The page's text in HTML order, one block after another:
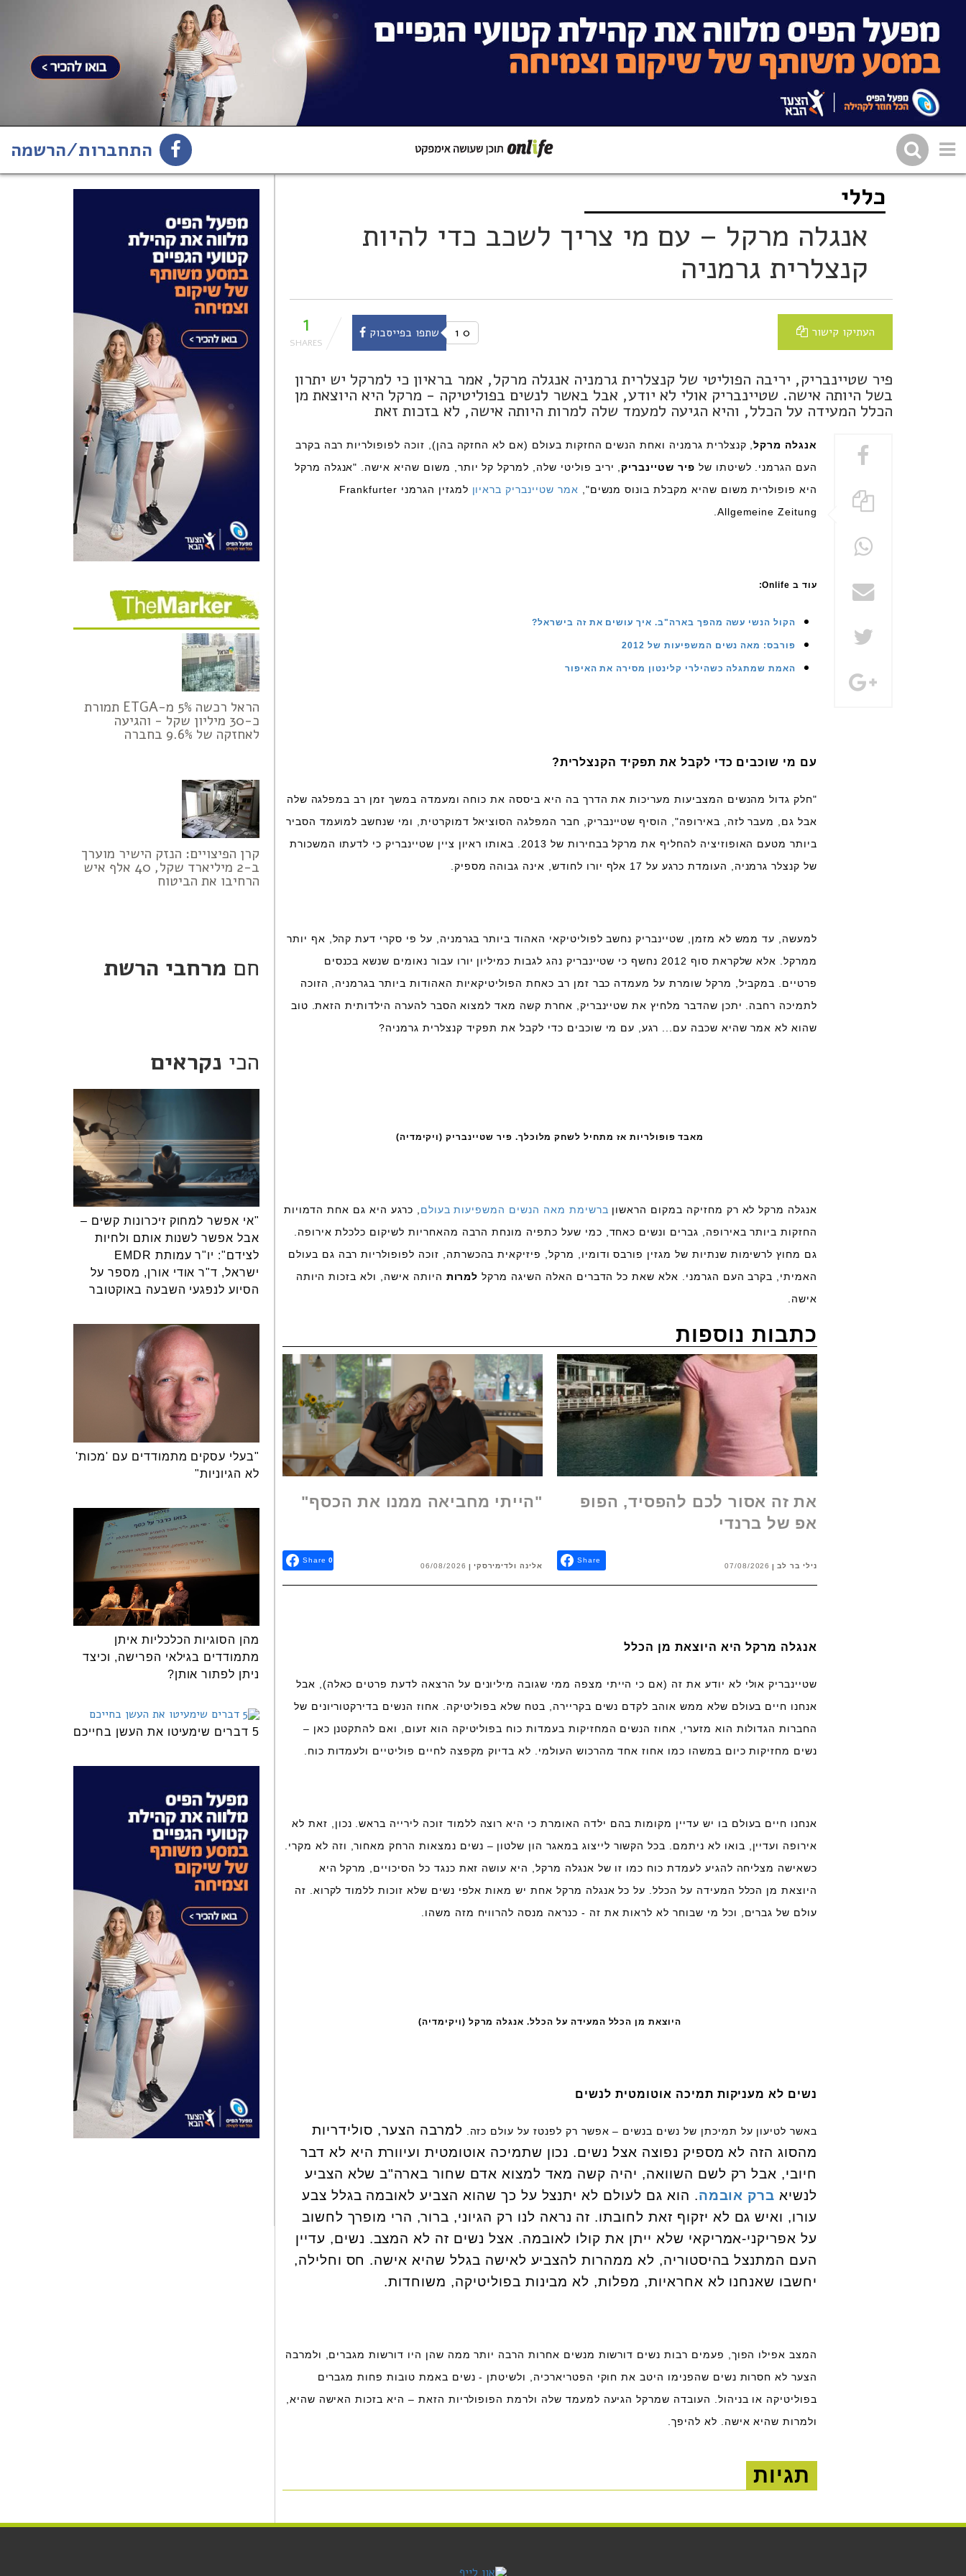
התחברות/הרשמה
שתפו בפייסבוק הירשמו לניוזלטר 1 כללי
אנגלה מרקל – עם מי צריך לשכב כדי להיות
קנצלרית גרמניה
העתיקו קישור 0 שתפו בפייסבוק 1
פיר שטיינבריק, יריבה הפוליטי של קנצלרית גרמניה אנגלה מרקל, אמר בראיון כי למרקל יש יתרון
בשל היותה אישה. שטיינבריק אולי לא יודע, אבל באשר לנשים בפוליטיקה - מרקל היא היוצאת מן
הכלל המעידה על הכלל, והיא הגיעה למעמד שלה למרות היותה אישה, לא בזכות זאת
אנגלה מרקל, קנצלרית גרמניה ואחת הנשים החזקות בעולם (אם לא החזקה בהן), זוכה לפופולריות רבה בקרב
העם הגרמני. לשיטתו של פיר שטיינבריק, יריב פוליטי שלה, למרקל קל יותר, משום שהיא אישה. "אנגלה מרקל
היא פופולרית משום שהיא מקבלת בונוס מנשים",
אמר שטיינבריק בראיון למגזין הגרמני Frankfurter
Allgemeine Zeitung
עוד ב Onlife:
הקול הנשי עשה מהפך בארה"ב. איך עושים את זה בישראל?
פורבס: מאה נשים המשפיעות של 2012
האמת שמתגלה כשהילרי קלינטון מסירה את האיפור
עם מי שוכבים כדי לקבל את תפקיד הקנצלרית?
"חלק גדול מהנשים המצביעות מעריכות את הדרך בה היא ביססה את כוחה ומעמדה במשך זמן רב במפלגה שלה
אבל גם, מעבר לזה, באירופה", הוסיף שטיינבריק, חבר המפלגה הסוציאל דמוקרטית, ומי שנחשב למועמד הסביר
ביותר מטעם האופוזיציה להחליף את מרקל בבחירות של 2013. באותו ראיון ציין שטיינבריק כי לדעתו המשכורת
של קנצלר גרמניה, העומדת כרגע על 17 אלף יורו לחודש, אינה גבוהה מספיק.
למעשה, עד ממש לא מזמן, שטיינבריק נחשב לפוליטיקאי האהוד ביותר בגרמניה, על פי סקרי דעת קהל, אף יותר
ממרקל. אלא שלקראת סוף 2012 נחשף כי שטיינבריק נהג לגבות כמיליון יורו עבור נאומים שנשא בכנסים
פרטיים. במקביל, מרקל שומרת על מעמדה כבר זמן רב כאחת הפוליטיקאיות האהודות ביותר בגרמניה, הזוכה
לתמיכה רחבה. יתכן שהדבר מלחיץ את שטיינבריק, אחרת קשה מאד למצוא הסבר להערה הילדותית הזאת. טוב
שהוא לא אמר שהיא שכבה עם... רגע, עם מי שוכבים כדי לקבל את תפקיד קנצלרית גרמניה?
מאבד פופולריות אז מתחיל לשחק מלוכלך. פיר שטיינבריק (ויקימדיה)
אנגלה מרקל לא רק מחזיקה במקום הראשון ברשימת מאה הנשים המשפיעות בעולם , כרגע היא גם אחת הדמויות
החזקות ביותר באירופה, גברים ונשים כאחד, כמי שעל כתפיה מונחת הרבה מהאחריות לשיקום כלכלת אירופה.
גם מחוץ לרשימות שנתיות של מגזין פורבס ודומיו, מרקל, פיזיקאית בהכשרתה, זוכה לפופולריות רבה גם בעולם
האמיתי, בקרב העם הגרמני. אלא שאת כל הדברים האלה השיגה מרקל למרות היותה אישה, ולא בזכות היותה
אישה.
כתבות נוספות
את זה אסור לכם להפסיד, הפופ
אפ של ברנדי
נילי בר לב 07/08/2026
Share
"הייתי מחביאה ממנו את הכסף"
אלינה ולדימירסקי 06/08/2026
Share 0
אנגלה מרקל היא היוצאת מן הכלל
שטיינבריק אולי לא יודע את זה (אם כי הייתי מצפה ממי שגובה מיליונים על הרצאה לדעת פרטים כאלה), אבל
אנחנו חיים בעולם שלא ממש אוהב לקדם נשים בקריירה, בטח שלא בפוליטיקה. אחוז הנשים בדירקטוריונים של
החברות הגדולות הוא מזערי, אחוז הנשים המחזיקות בעמדות כוח בפוליטיקה הוא זעום, ואם להתקטנן כאן –
נשים מחזיקות כיום במשהו כמו אחוז אחד מהרכוש העולמי. לא בדיוק מקפצה לחיים פוליטיים ולעמדות כוח.
אנחנו חיים בעולם בו יש עדיין מקומות בהם ילדה האומרת כי היא רוצה ללמוד זוכה לירייה בראש. נכון, זאת לא
אירופה ועדיין, בואו לא ניתמם. בכל הקשור לייצוג במאגר הון שלטון – נשים נמצאות הרחק מאחור, וזה לא מקרי.
כשאישה מצליחה להגיע לעמדת כוח כמו זו של אנגלה מרקל, היא עושה זאת כנגד כל הסיכויים, מרקל היא
היוצאת מן הכלל המעידה על הכלל. על כל אנגלה מרקל אחת יש מאות אלפי נשים שלא זוכות ללמוד לקרוא. זה
עולם של גברים, וכל מי שבוחר לא לראות את זה - כנראה מנסה להרוויח מזה משהו.
היוצאת מן הכלל המעידה על הכלל. אנגלה מרקל (ויקימדיה)
נשים לא מעניקות תמיכה אוטומטית לנשים
באשר לטיעון על תמיכתן של נשים בנשים – אפשר רק לפנטז על עולם כזה. למרבה הצער, סולידריות
מהסוג הזה לא מספיק נפוצה אצל נשים. נכון שתמיכה אוטומטית ועיוורת היא לא דבר
חיובי, אבל רק לשם השוואה, יהיה קשה מאד למצוא אדם שחור בארה"ב שלא הצביע
לנשיא ברק אובמה. הוא גם לעולם לא יתנצל על כך שהוא הצביע לאובמה בגלל צבע
עורו, ואיש גם לא יזקוף זאת לחובתו. זה נראה לנו רק הגיוני, ברור, הרי מופרך לחשוב
על אפריקני-אמריקאי שלא ייתן את קולו לאובמה. אצל נשים זה לא המצב. נשים, עדיין
העם המתנצל בהיסטוריה, לא ממהרות להצביע לאישה בגלל שהיא אישה. חס וחלילה,
יחשבו שאנחנו לא אחראיות, מפלות, לא מבינות בפוליטיקה, משוחדות.
המצב אפילו הפוך, פעמים רבות נשים דורשות מנשים אחרות הרבה יותר ממה שהן היו דורשות מגברים, ולמרבה
הצער לא חסרות נשים שהפנימו היטב את חוקי הפטריארכיה, ולשיטתן - נשים באמת טובות פחות מגברים
בפוליטיקה או בניהול. העובדה שמרקל הגיעה למעמד שלה ולרמת הפופולריות הזאת – היא בזכות האישה שהיא,
ולמרות שהיא אישה. לא להיפך.
תגיות
הראל רכשה 5% מ-ETGA תמורת
כ-30 מיליון שקל - והגיעה
לאחזקה של 9.6% בחברה
קרן הפיצויים: הנזק הישיר מוערך
ב-2 מיליארד שקל, 40 אלף איש
הרחיבו את הביטוח
חם מרחבי הרשת
הכי נקראים
"אי אפשר למחוק זיכרונות קשים –
אבל אפשר לשנות אותם ולחיות
לצידם": יו"ר עמותת EMDR
ישראל, ד"ר אודי אורן, מספר על
הסיוע לנפגעי השבעה באוקטובר
"בעלי עסקים מתמודדים עם 'מכות'
לא הגיוניות"
מהן הסוגיות הכלכליות איתן
מתמודדים בגילאי הפרישה, וכיצד
ניתן לפתור אותן?
5 דברים שימעיטו את העשן בחייכם